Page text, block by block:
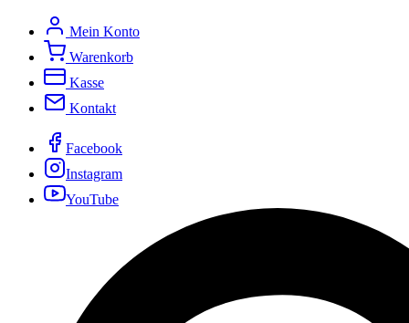
Mein Konto
Warenkorb
Kasse
Kontakt
Facebook
Instagram
YouTube